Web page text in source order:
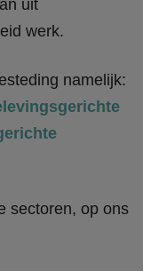
uit
werk.
namelijk:
sectoren, op ons